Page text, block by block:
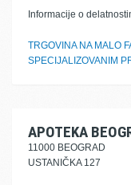
Informacije o
TRGOVINA NA MALO
SPECIJALIZOVANIM
APOTEKA
11000 BEOGRAD
USTANIČKA 127